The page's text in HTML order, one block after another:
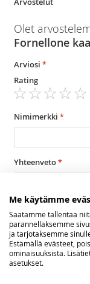
Olet
Fornellone
Arviosi
Rating
star
stars
stars
stars
stars
Nimimerkki
Yhteenveto
Arvostelu
Me käytämme
Saatamme tallentaa
parannellaksemme
ja tarjotaksemme
Estämällä evästeet,
ominaisuuksista.
asetukset.